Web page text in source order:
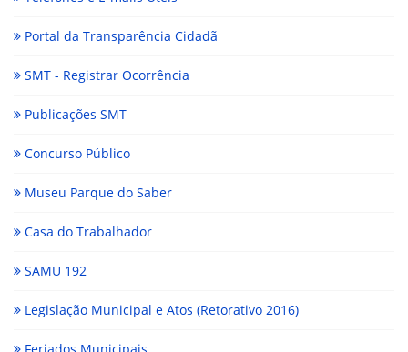
Portal da Transparência Cidadã
SMT - Registrar Ocorrência
Publicações SMT
Concurso Público
Museu Parque do Saber
Casa do Trabalhador
SAMU 192
Legislação Municipal e Atos (Retorativo 2016)